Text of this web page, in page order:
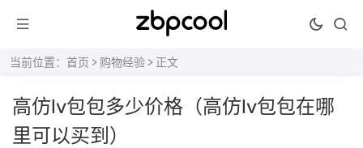
当前位置： 首页 > 购物经验 > 正文
高仿lv包包多少价格（高仿lv包包在哪
里可以买到）